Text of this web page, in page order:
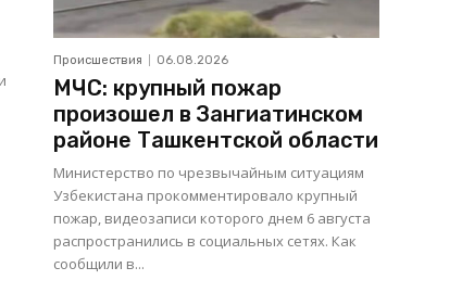
Происшествия 06.08.2026
МЧС: крупный пожар
произошел в Зангиатинском
районе Ташкентской области
Министерство по чрезвычайным ситуациям
Узбекистана прокомментировало крупный
пожар, видеозаписи которого днем 6 августа
распространились в социальных сетях. Как
сообщили в...